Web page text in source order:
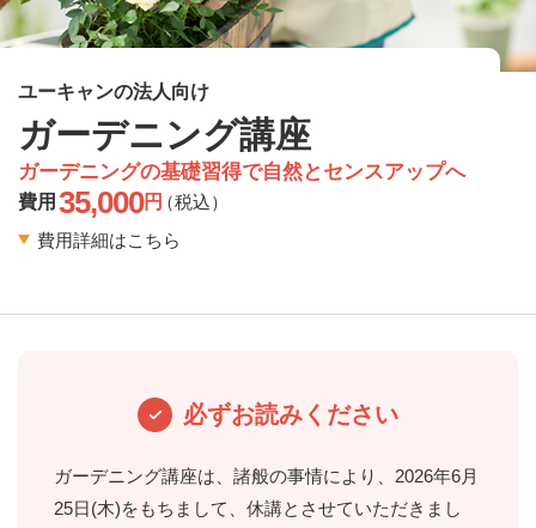
ユーキャンの法人向け
ガーデニング講座
ガーデニングの基礎習得で自然とセンスアップへ
費用 35,000円（税込）
費用詳細はこちら
必ずお読みください
ガーデニング講座は、諸般の事情により、2026年6月
25日(木)をもちまして、休講とさせていただきまし